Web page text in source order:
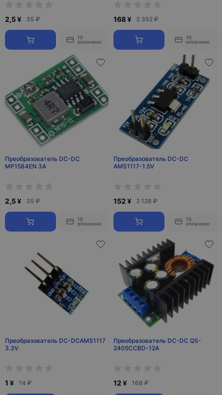
2,5 ¥ 35 ₽
10
оплачено
168 ¥ 2 352 ₽
10
оплачено
Преобразователь DC-DC
MP1584EN 3A
2,5 ¥ 35 ₽
10
оплачено
Преобразователь DC-DC
AMS1117-1.5V
152 ¥ 2 128 ₽
10
оплачено
Преобразователь DC-DCAMS1117
3.3V
1 ¥ 14 ₽
Преобразователь DC-DC QS-
2405CCBD-12A
12 ¥ 168 ₽